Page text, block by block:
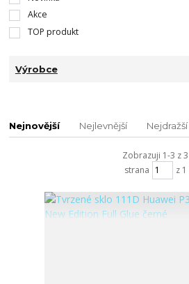
Akce
TOP produkt
Výrobce
Nejnovější Nejlevnější Nejdražší
Zobrazuji 1-3 z 3
strana
z 1